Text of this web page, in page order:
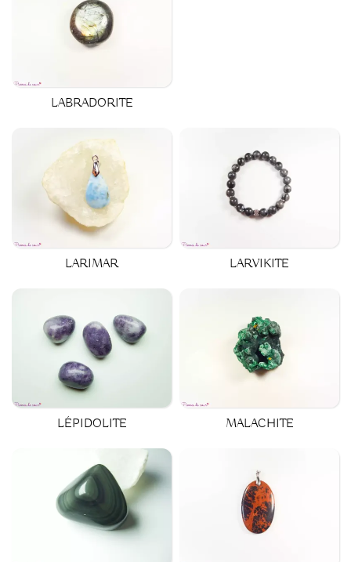
LABRADORITE
LARIMAR LARVIKITE
LÉPIDOLITE MALACHITE